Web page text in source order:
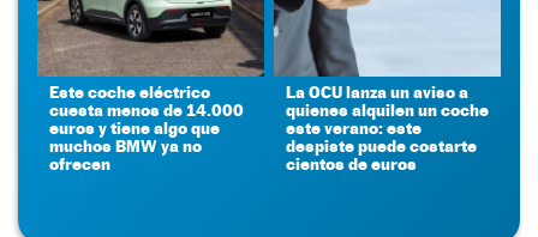
Este coche eléctrico
cuesta menos de 14.000
euros y tiene algo que
muchos BMW ya no
ofrecen
La OCU lanza un aviso a
quienes alquilen un coche
este verano: este
despiste puede costarte
cientos de euros